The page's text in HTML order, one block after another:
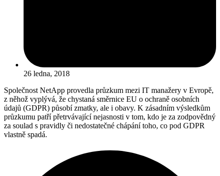
26 ledna, 2018
Společnost NetApp provedla průzkum mezi IT manažery v Evropě,
z něhož vyplývá, že chystaná směrnice EU o ochraně osobních
údajů (GDPR) působí zmatky, ale i obavy. K zásadním výsledkům
průzkumu patří přetrvávající nejasnosti v tom, kdo je za zodpovědný
za soulad s pravidly či nedostatečné chápání toho, co pod GDPR
vlastně spadá.